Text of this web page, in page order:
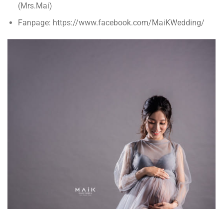
(Mrs.Mai)
Fanpage: https://www.facebook.com/MaiKWedding/